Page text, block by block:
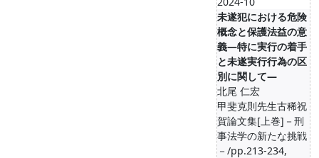
未遂犯における危険
概念と保護法益の意
義―特に実行の着手
と未遂実行行為の区
別に関して―
北尾 仁宏
甲斐克則先生古稀祝
賀論文集[上巻]－刑
事法学の新たな挑戦
－/pp.213-234,